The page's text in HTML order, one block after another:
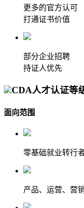
更多的官方认可
打通证书价值
部分企业招聘
持证人优先
CDA人才认证等
面向范围
零基础就业转行
产品、运营、营